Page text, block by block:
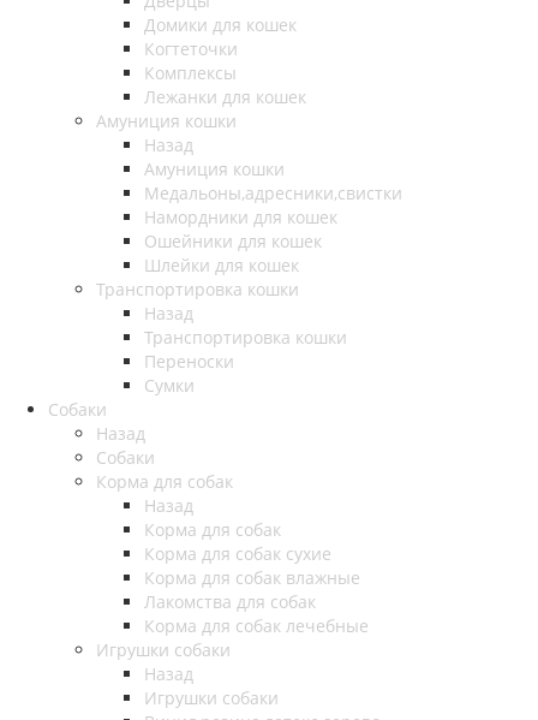
Домики для кошек
Когтеточки
Комплексы
Лежанки для кошек
Амуниция кошки
Назад
Амуниция кошки
Медальоны,адресники,свистки
Намордники для кошек
Ошейники для кошек
Шлейки для кошек
Транспортировка кошки
Назад
Транспортировка кошки
Переноски
Сумки
Собаки
Назад
Собаки
Корма для собак
Назад
Корма для собак
Корма для собак сухие
Корма для собак влажные
Лакомства для собак
Корма для собак лечебные
Игрушки собаки
Назад
Игрушки собаки